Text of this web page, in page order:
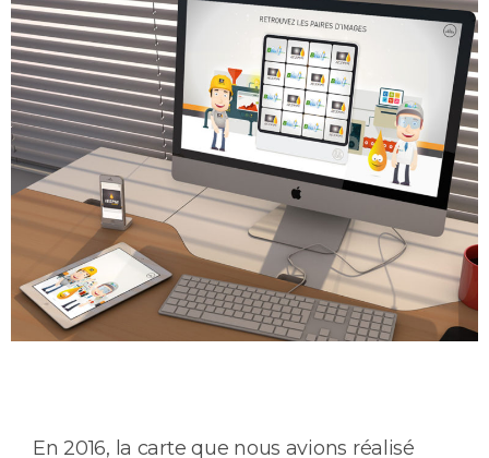
En 2016, la carte que nous avions réalisé